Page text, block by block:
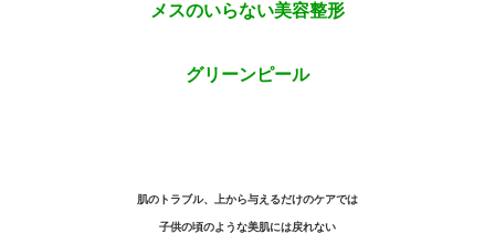
メスのいらない美容整形
グリーンピール
肌のトラブル、上から与えるだけのケアでは
子供の頃のような美肌には戻れない